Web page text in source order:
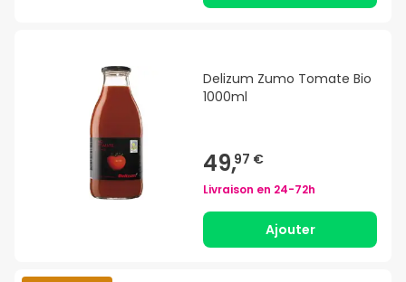
Delizum Zumo Tomate Bio
1000ml
49,97 €
Livraison en 24-72h
Ajouter